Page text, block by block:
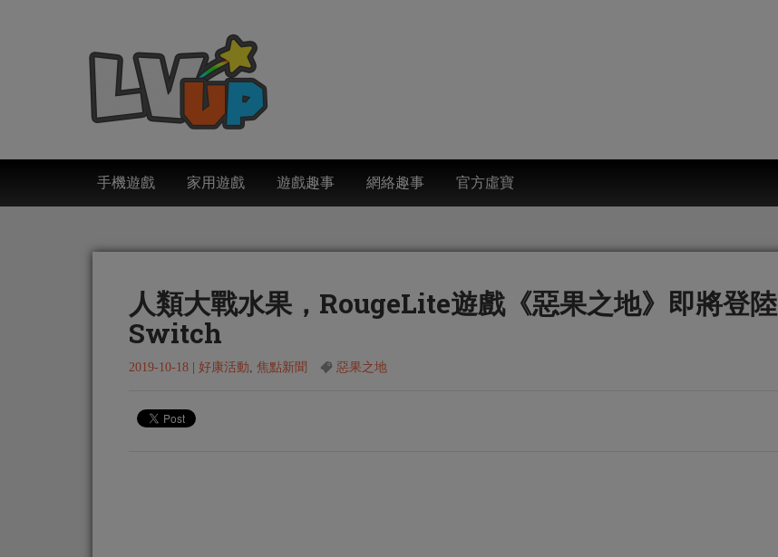
手機遊戲 家用遊戲 遊戲趣事 網絡趣事 官方虛寶
人類大戰水果，RougeLite遊戲《惡果之地》即將登陸
Switch
2019-10-18 好康活動, 焦點新聞 惡果之地